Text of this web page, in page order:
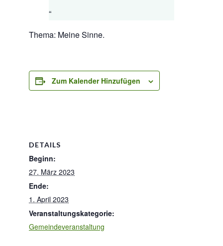
Thema: Meine Sinne.
Zum Kalender Hinzufügen
DETAILS
Beginn:
27. März 2023
Ende:
1. April 2023
Veranstaltungskategorie:
Gemeindeveranstaltung